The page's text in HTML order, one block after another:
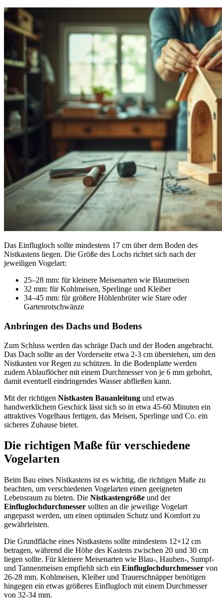
Das Einflugloch sollte mindestens 17 cm über dem Boden des
Nistkastens liegen. Die Größe des Lochs richtet sich nach der
jeweiligen Vogelart:
25–28 mm: für kleinere Meisenarten wie Blaumeisen
32 mm: für Kohlmeisen, Sperlinge und Kleiber
34–45 mm: für größere Höhlenbrüter wie Stare oder
Gartenrotschwänze
Anbringen des Dachs und Bodens
Zum Schluss werden das schräge Dach und der Boden angebracht.
Das Dach sollte an der Vorderseite etwa 2-3 cm überstehen, um den
Nistkasten vor Regen zu schützen. In die Bodenplatte werden
zudem Ablauflöcher mit einem Durchmesser von je 6 mm gebohrt,
damit eventuell eindringendes Wasser abfließen kann.
Mit der richtigen Nistkasten Bauanleitung und etwas
handwerklichem Geschick lässt sich so in etwa 45-60 Minuten ein
attraktives Vogelhaus fertigen, das Meisen, Sperlinge und Co. ein
sicheres Zuhause bietet.
Die richtigen Maße für verschiedene
Vogelarten
Beim Bau eines Nistkastens ist es wichtig, die richtigen Maße zu
beachten, um verschiedenen Vogelarten einen geeigneten
Lebensraum zu bieten. Die Nistkastengröße und der
Einfluglochdurchmesser sollten an die jeweilige Vogelart
angepasst werden, um einen optimalen Schutz und Komfort zu
gewährleisten.
Die Grundfläche eines Nistkastens sollte mindestens 12×12 cm
betragen, während die Höhe des Kastens zwischen 20 und 30 cm
liegen sollte. Für kleinere Meisenarten wie Blau-, Hauben-, Sumpf-
und Tannenmeisen empfiehlt sich ein Einfluglochdurchmesser von
26-28 mm. Kohlmeisen, Kleiber und Trauerschnäpper benötigen
hingegen ein etwas größeres Einflugloch mit einem Durchmesser
von 32-34 mm.